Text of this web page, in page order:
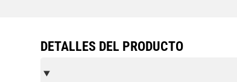
DETALLES DEL PRODUCTO